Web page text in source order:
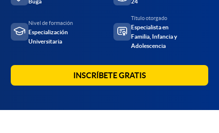
Nivel de formación
Especialización
Universitaria
Título otorgado
Especialista en
Familia, Infancia y
Adolescencia
INSCRÍBETE GRATIS